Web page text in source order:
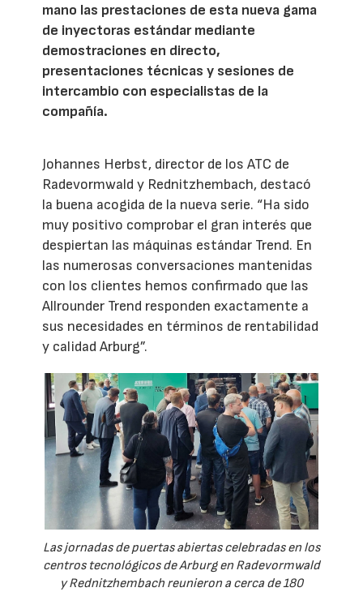
mano las prestaciones de esta nueva gama
de inyectoras estándar mediante
demostraciones en directo,
presentaciones técnicas y sesiones de
intercambio con especialistas de la
compañía.
Johannes Herbst, director de los ATC de
Radevormwald y Rednitzhembach, destacó
la buena acogida de la nueva serie. “Ha sido
muy positivo comprobar el gran interés que
despiertan las máquinas estándar Trend. En
las numerosas conversaciones mantenidas
con los clientes hemos confirmado que las
Allrounder Trend responden exactamente a
sus necesidades en términos de rentabilidad
y calidad Arburg”.
Las jornadas de puertas abiertas celebradas en los
centros tecnológicos de Arburg en Radevormwald
y Rednitzhembach reunieron a cerca de 180